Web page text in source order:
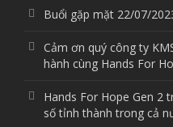
Buổi gặp mặt 22/07/
Cảm ơn quý công ty
hành cùng Hands For
Hands For Hope Gen 2
số tỉnh thành trong cả